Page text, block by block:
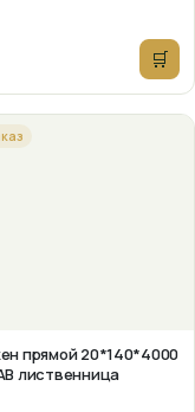
🛒
прямой 20*140*4000
лиственница